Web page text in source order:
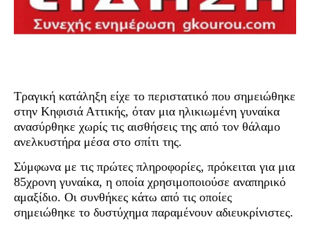
Τραγική κατάληξη είχε το περιστατικό που σημειώθηκε
στην Κηφισιά Αττικής, όταν μια ηλικιωμένη γυναίκα
ανασύρθηκε χωρίς τις αισθήσεις της από τον θάλαμο
ανελκυστήρα μέσα στο σπίτι της.
Σύμφωνα με τις πρώτες πληροφορίες, πρόκειται για μια
85χρονη γυναίκα, η οποία χρησιμοποιούσε αναπηρικό
αμαξίδιο. Οι συνθήκες κάτω από τις οποίες
σημειώθηκε το δυστύχημα παραμένουν αδιευκρίνιστες.